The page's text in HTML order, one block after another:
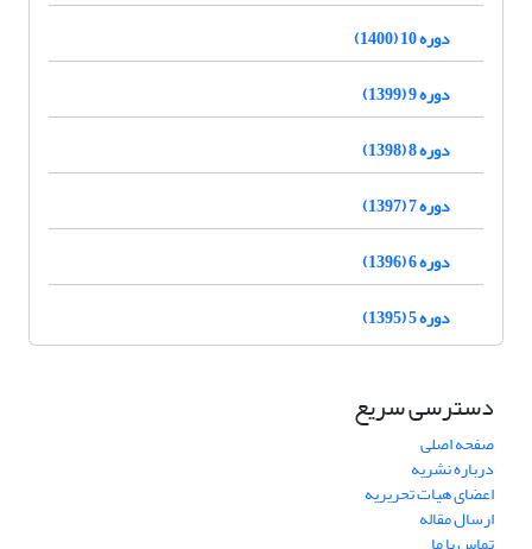
دوره 10 (1400)
دوره 9 (1399)
دوره 8 (1398)
دوره 7 (1397)
دوره 6 (1396)
دوره 5 (1395)
دسترسی سریع
صفحه اصلی
درباره نشریه
اعضای هیات تحریریه
ارسال مقاله